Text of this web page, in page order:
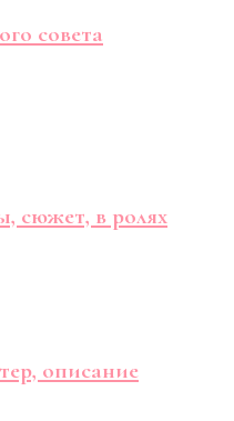
совета
сюжет, в ролях
описание